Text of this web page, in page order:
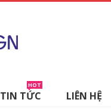
TIN TỨC
HOT
LIÊN HỆ